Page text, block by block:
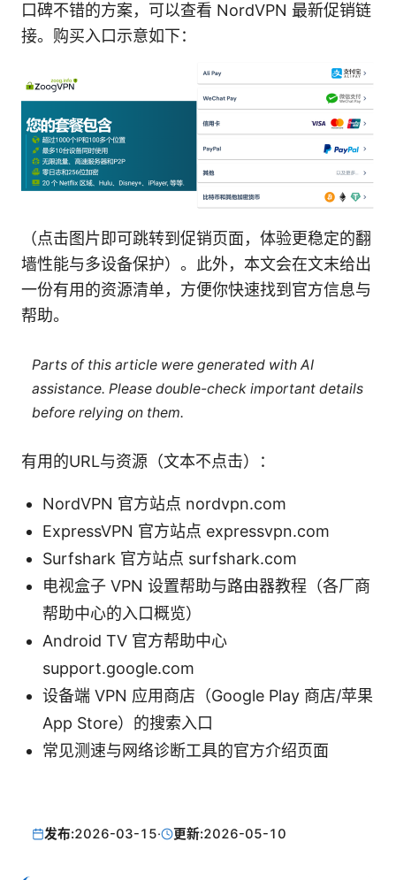
口碑不错的方案，可以查看 NordVPN 最新促销链
接。购买入口示意如下：
（点击图片即可跳转到促销页面，体验更稳定的翻
墙性能与多设备保护）。此外，本文会在文末给出
一份有用的资源清单，方便你快速找到官方信息与
帮助。
Parts of this article were generated with AI
assistance. Please double-check important details
before relying on them.
有用的URL与资源（文本不点击）：
NordVPN 官方站点 nordvpn.com
ExpressVPN 官方站点 expressvpn.com
Surfshark 官方站点 surfshark.com
电视盒子 VPN 设置帮助与路由器教程（各厂商
帮助中心的入口概览）
Android TV 官方帮助中心
support.google.com
设备端 VPN 应用商店（Google Play 商店/苹果
App Store）的搜索入口
常见测速与网络诊断工具的官方介绍页面
发布:2026-03-15· 更新:2026-05-10